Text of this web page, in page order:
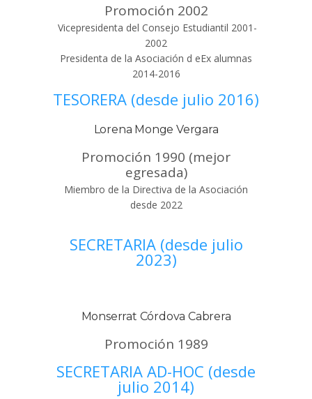
Promoción 2002
Vicepresidenta del Consejo Estudiantil 2001-
2002
Presidenta de la Asociación d eEx alumnas
2014-2016
TESORERA (desde julio 2016)
Lorena Monge Vergara
Promoción 1990 (mejor
egresada)
Miembro de la Directiva de la Asociación
desde 2022
SECRETARIA (desde julio
2023)
Monserrat Córdova Cabrera
Promoción 1989
SECRETARIA AD-HOC (desde
julio 2014)